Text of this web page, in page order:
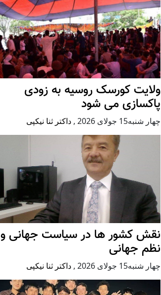
ولایت کورسک روسیه به زودی
پاکسازی می شود
چهار شنبه15 جولای 2026 , داکتر ثنا نیکپی
نقش کشور ها در سیاست جهانی و
نظم جهانی
چهار شنبه15 جولای 2026 , داکتر ثنا نیکپی